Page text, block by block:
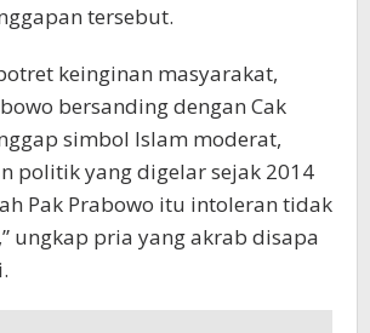
tersebut.
keinginan masyarakat,
bersanding dengan Cak
simbol Islam moderat,
politik yang digelar sejak 2014
Pak Prabowo itu intoleran tidak
ungkap pria yang akrab disapa